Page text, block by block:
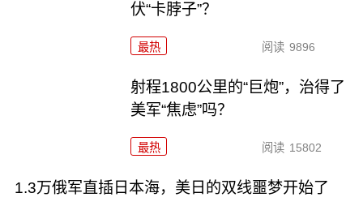
伏“卡脖子”？
最热 阅读 9896
射程1800公里的“巨炮”，治得了
美军“焦虑”吗？
最热 阅读 15802
1.3万俄军直插日本海，美日的双线噩梦开始了